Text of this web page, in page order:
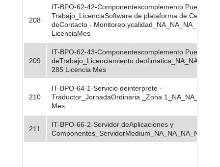
208
IT-BPO-62-42-Componentescomplemento Puesto de
Trabajo_LicenciaSoftware de plataforma de Centro
deContacto - Monitoreo
LicenciaMes
209
IT-BPO-62-43-Componentescomplemento Puesto
deTrabajo_Licenciamiento
285 Licencia Mes
210
IT-BPO-64-1-Servicio deinterprete -
Traductor_JornadaOrdinaria _Zona
Mes
211
IT-BPO-66-2-Servidor deAplicaciones y
Componentes_ServidorMedium_NA_NA_NA_NA_NA